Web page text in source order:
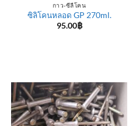
กาว-ซีลีโคน
ซิลิโคนหลอด GP 270ml.
95.00฿